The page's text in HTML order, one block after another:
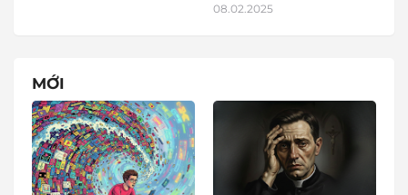
08.02.2025
MỚI